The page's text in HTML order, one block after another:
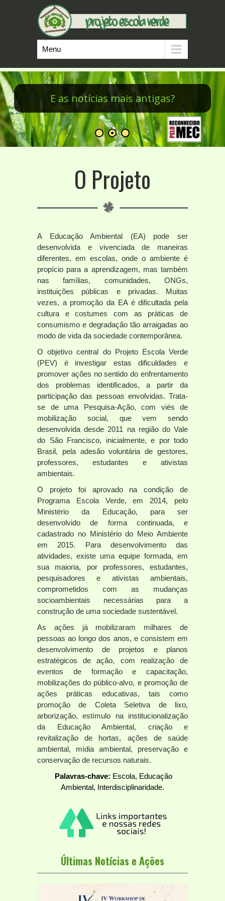
Minicursos do PEV
Menu
O Projeto
A Educação Ambiental (EA) pode ser
desenvolvida e vivenciada de maneiras
diferentes, em escolas, onde o ambiente é
propício para a aprendizagem, mas também
nas famílias, comunidades, ONGs,
instituições públicas e privadas. Muitas
vezes, a promoção da EA é dificultada pela
cultura e costumes com as práticas de
consumismo e degradação tão arraigadas ao
modo de vida da sociedade contemporânea.
O objetivo central do Projeto Escola Verde
(PEV) é investigar estas dificuldades e
promover ações no sentido do enfrentamento
dos problemas identificados, a partir da
participação das pessoas envolvidas. Trata-
se de uma Pesquisa-Ação, com viés de
mobilização social, que vem sendo
desenvolvida desde 2011 na região do Vale
do São Francisco, inicialmente, e por todo
Brasil, pela adesão voluntária de gestores,
professores, estudantes e ativistas
ambientais.
O projeto foi aprovado na condição de
Programa Escola Verde, em 2014, pelo
Ministério da Educação, para ser
desenvolvido de forma continuada, e
cadastrado no Ministério do Meio Ambiente
em 2015. Para desenvolvimento das
atividades, existe uma equipe formada, em
sua maioria, por professores, estudantes,
pesquisadores e ativistas ambientais,
comprometidos com as mudanças
socioambientais necessárias para a
construção de uma sociedade sustentável.
As ações já mobilizaram milhares de
pessoas ao longo dos anos, e consistem em
desenvolvimento de projetos e planos
estratégicos de ação, com realização de
eventos de formação e capacitação,
mobilizações do público-alvo, e promoção de
ações práticas educativas, tais como
promoção de Coleta Seletiva de lixo,
arborização, estímulo na institucionalização
da Educação Ambiental, criação e
revitalização de hortas, ações de saúde
ambiental, mídia ambiental, preservação e
conservação de recursos naturais.
Palavras-chave: Escola, Educação
Ambiental, Interdisciplinaridade.
Últimas Notícias e Ações